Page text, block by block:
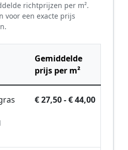
richtprijzen per m².
voor een exacte prijs
Gemiddelde
prijs per m²
€ 27,50 - € 44,00